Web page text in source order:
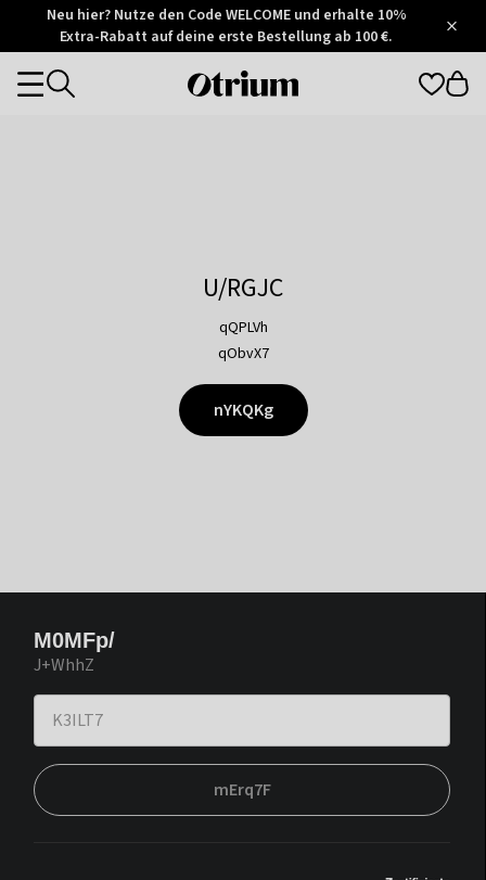
Otrium
Trustpilot
Neu hier? Nutze den Code WELCOME und erhalte 10%
Extra-Rabatt auf deine erste Bestellung ab 100 €.
Otrium
Categories
U/RGJC
qQPLVh
qObvX7
nYKQKg
M0MFp/
J+WhhZ
mErq7F